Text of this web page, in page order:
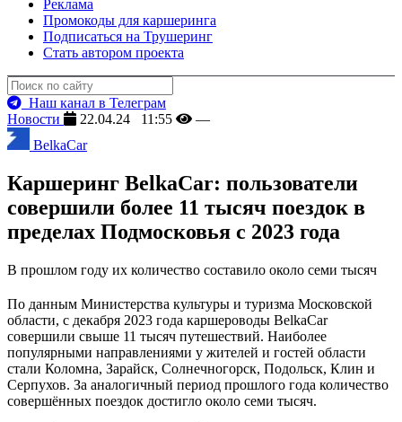
Реклама
Промокоды для каршеринга
Подписаться на Трушеринг
Стать автором проекта
Наш канал в Телеграм
Новости
22.04.24 11:55
—
BelkaCar
Каршеринг BelkaCar: пользователи
совершили более 11 тысяч поездок в
пределах Подмосковья с 2023 года
В прошлом году их количество составило около семи тысяч
По данным Министерства культуры и туризма Московской
области, с декабря 2023 года каршероводы BelkaCar
совершили свыше 11 тысяч путешествий. Наиболее
популярными направлениями у жителей и гостей области
стали Коломна, Зарайск, Солнечногорск, Подольск, Клин и
Серпухов. За аналогичный период прошлого года количество
совершённых поездок достигло около семи тысяч.